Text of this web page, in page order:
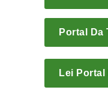
Portal Da
Lei Portal